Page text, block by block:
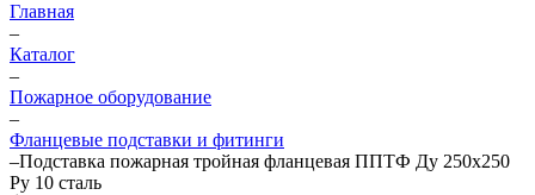
Главная
–
Каталог
–
Пожарное оборудование
–
Фланцевые подставки и фитинги
–Подставка пожарная тройная фланцевая ППТФ Ду 250х250
Ру 10 сталь